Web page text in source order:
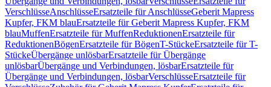
VerschlüsseAnschlüsseErsatzteile für AnschlüsseGeberit Mapress
Kupfer, FKM blauErsatzteile für Geberit Mapress Kupfer, FKM
blauMuffenErsatzteile für MuffenReduktionenErsatzteile für
ReduktionenBögenErsatzteile für BögenT-StückeErsatzteile für T-
StückeÜbergänge unlösbarErsatzteile für Übergänge
unlösbarÜbergänge und Verbindungen, lösbarErsatzteile für
Übergänge und Verbindungen, lösbarVerschlüsseErsatzteile für